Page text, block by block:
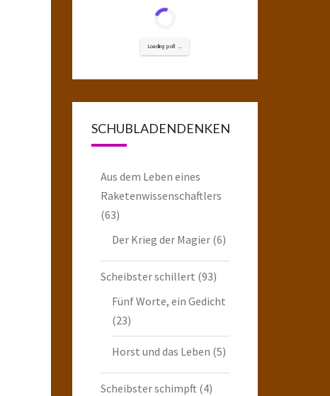
Loading poll ...
SCHUBLADENDENKEN
Aus dem Leben eines
Raketenwissenschaftlers
(63)
Der Krieg der Magier(6)
Scheibster schillert (93)
Fünf Worte, ein Gedicht
(23)
Horst und das Leben (5)
Scheibster schimpft (4)